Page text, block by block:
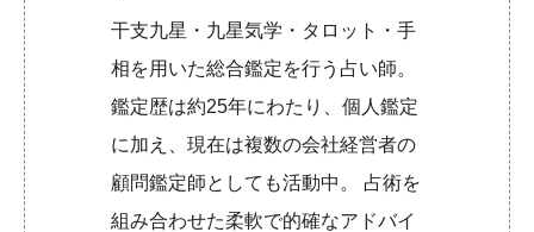
干支九星・九星気学・タロット・手
相を用いた総合鑑定を行う占い師。
鑑定歴は約25年にわたり、個人鑑定
に加え、現在は複数の会社経営者の
顧問鑑定師としても活動中。 占術を
組み合わせた柔軟で的確なアドバイ